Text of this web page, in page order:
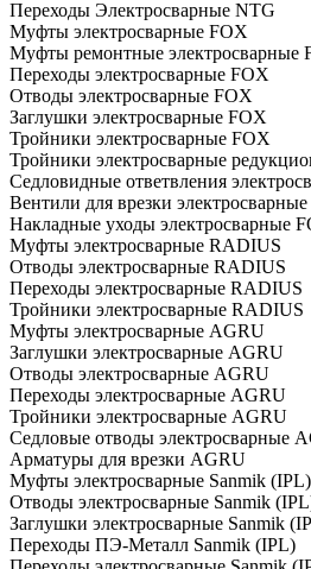
Переходы Электросварные NTG
Муфты электросварные FOX
Муфты ремонтные электросварные
Переходы электросварные FOX
Отводы электросварные FOX
Заглушки электросварные FOX
Тройники электросварные FOX
Тройники электросварные
Седловидные ответвления
Вентили для врезки
Накладные уходы электросварные
Муфты электросварные RADIUS
Отводы электросварные RADIUS
Переходы электросварные RADIUS
Тройники электросварные RADIUS
Муфты электросварные AGRU
Заглушки электросварные AGRU
Отводы электросварные AGRU
Переходы электросварные AGRU
Тройники электросварные AGRU
Седловые отводы электросварные
Арматуры для врезки AGRU
Муфты электросварные Sanmik (IPL)
Отводы электросварные Sanmik
Заглушки электросварные Sanmik
Переходы ПЭ-Металл Sanmik (IPL)